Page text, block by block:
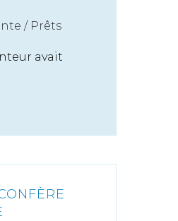
/ Prêts
avait